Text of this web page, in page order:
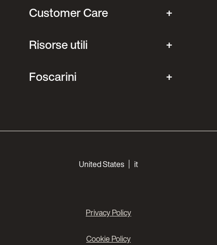
Customer Care
Risorse utili
Foscarini
United States it
Privacy Policy
Cookie Policy